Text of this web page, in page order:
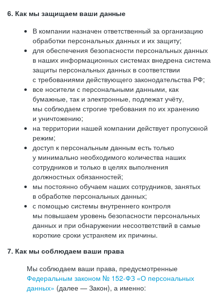
6. Как мы защищаем ваши данные
В компании назначен ответственный за организацию
обработки персональных данных и их защиту;
для обеспечения безопасности персональных данных
в наших информационных системах внедрена система
защиты персональных данных в соответствии
с требованиями действующего законодательства РФ;
все носители с персональными данными, как
бумажные, так и электронные, подлежат учёту,
мы соблюдаем строгие требования по их хранению
и уничтожению;
на территории нашей компании действует пропускной
режим;
доступ к персональным данным есть только
у минимально необходимого количества наших
сотрудников и только в целях выполнения
должностных обязанностей;
мы постоянно обучаем наших сотрудников, занятых
в обработке персональных данных;
с помощью системы внутреннего контроля
мы повышаем уровень безопасности персональных
данных и при обнаружении несоответствий в самые
короткие сроки устраняем их причины.
7. Как мы соблюдаем ваши права
Мы соблюдаем ваши права, предусмотренные
Федеральным законом № 152-ФЗ «О персональных
данных» (далее — Закон), а именно: